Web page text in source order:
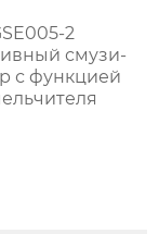
2
смузи-
с функцией